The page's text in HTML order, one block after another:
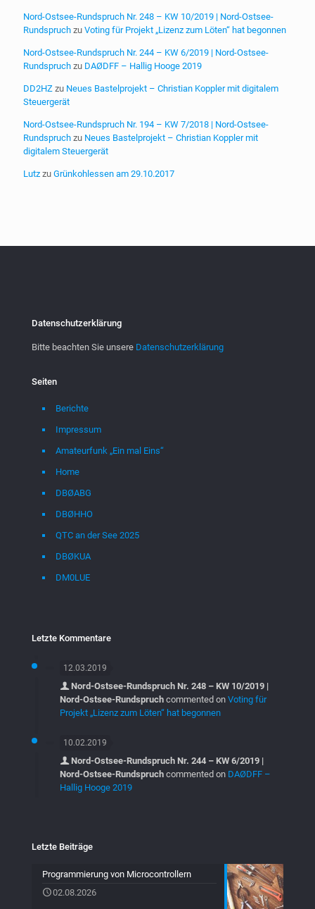
Nord-Ostsee-Rundspruch Nr. 248 – KW 10/2019 | Nord-Ostsee-
Rundspruch zu Voting für Projekt „Lizenz zum Löten“ hat begonnen
Nord-Ostsee-Rundspruch Nr. 244 – KW 6/2019 | Nord-Ostsee-
Rundspruch zu DAØDFF – Hallig Hooge 2019
DD2HZ zu Neues Bastelprojekt – Christian Koppler mit digitalem
Steuergerät
Nord-Ostsee-Rundspruch Nr. 194 – KW 7/2018 | Nord-Ostsee-
Rundspruch zu Neues Bastelprojekt – Christian Koppler mit
digitalem Steuergerät
Lutz zu Grünkohlessen am 29.10.2017
Datenschutzerklärung
Bitte beachten Sie unsere Datenschutzerklärung
Seiten
Berichte
Impressum
Amateurfunk „Ein mal Eins“
Home
DBØABG
DBØHHO
QTC an der See 2025
DBØKUA
DM0LUE
Letzte Kommentare
12.03.2019
Nord-Ostsee-Rundspruch Nr. 248 – KW 10/2019 |
Nord-Ostsee-Rundspruch commented on Voting für
Projekt „Lizenz zum Löten“ hat begonnen
10.02.2019
Nord-Ostsee-Rundspruch Nr. 244 – KW 6/2019 |
Nord-Ostsee-Rundspruch commented on DAØDFF –
Hallig Hooge 2019
Letzte Beiträge
Programmierung von Microcontrollern
02.08.2026